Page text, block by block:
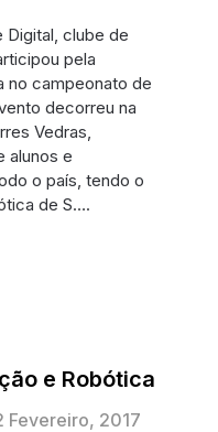
Digital, clube de
pela
no campeonato de
decorreu na
Vedras,
alunos e
o país, tendo o
de S….
e Robótica
Fevereiro, 2017